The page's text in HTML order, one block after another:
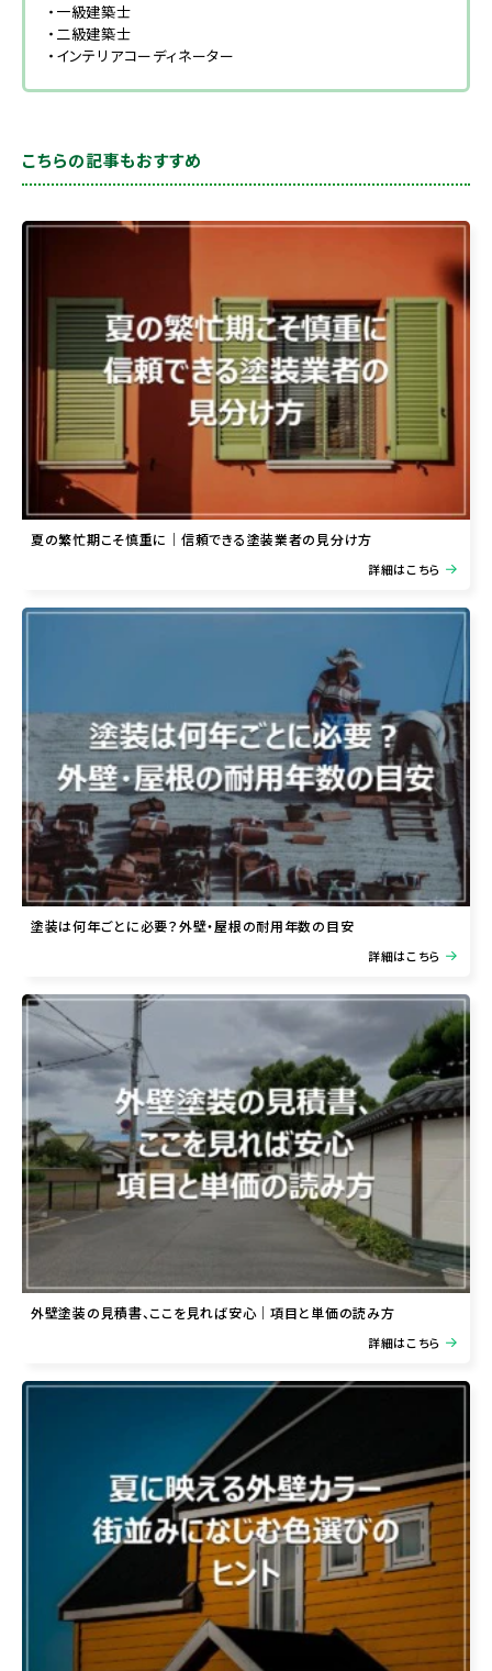
・一級建築士
・二級建築士
・インテリアコーディネーター
こちらの記事もおすすめ
夏の繁忙期こそ慎重に｜信頼できる塗装業者の見分け方
詳細はこちら
塗装は何年ごとに必要？外壁・屋根の耐用年数の目安
詳細はこちら
外壁塗装の見積書、ここを見れば安心｜項目と単価の読み方
詳細はこちら